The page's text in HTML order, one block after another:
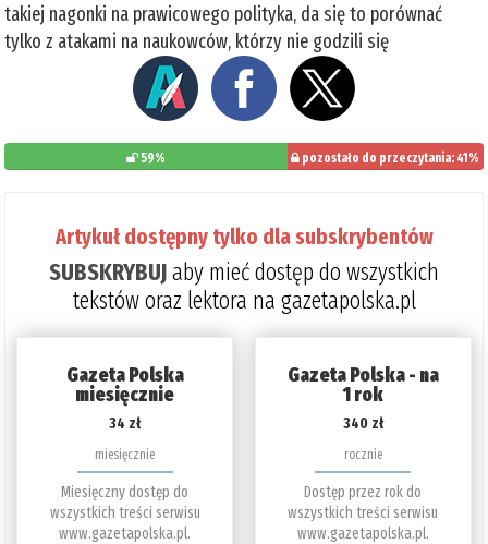
takiej nagonki na prawicowego polityka, da się to porównać
tylko z atakami na naukowców, którzy nie godzili się
59% pozostało do przeczytania: 41%
Artykuł dostępny tylko dla subskrybentów
SUBSKRYBUJaby mieć dostęp do wszystkich
tekstów oraz lektora na gazetapolska.pl
Gazeta Polska
miesięcznie
34 zł
miesięcznie
Miesięczny dostęp do
wszystkich treści serwisu
www.gazetapolska.pl.
Gazeta Polska - na
1 rok
340 zł
rocznie
Dostęp przez rok do
wszystkich treści serwisu
www.gazetapolska.pl.